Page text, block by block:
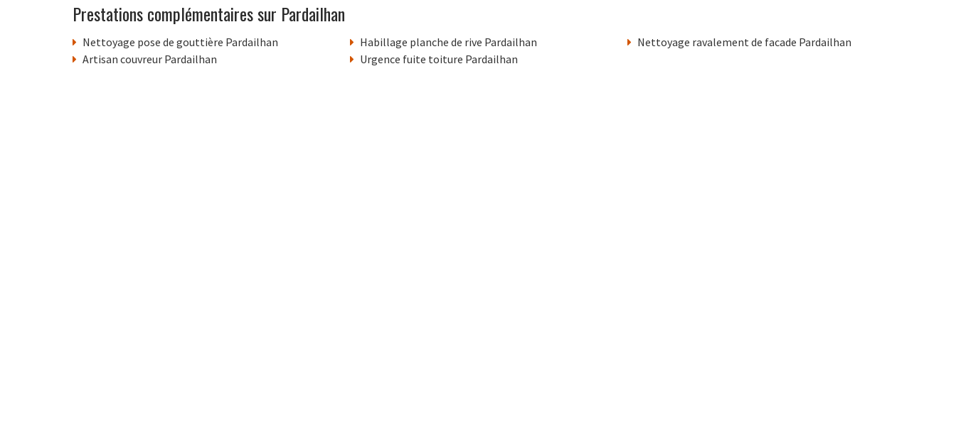
Prestations complémentaires sur Pardailhan
Nettoyage pose de gouttière Pardailhan
Artisan couvreur Pardailhan
Habillage planche de rive Pardailhan
Urgence fuite toiture Pardailhan
Nettoyage ravalement de facade Pardailhan